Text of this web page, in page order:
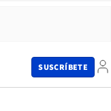
SUSCRÍBETE